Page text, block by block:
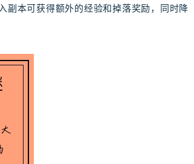
副本可获得额外的经验和掉落奖励，同时降